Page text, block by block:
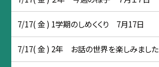
7/17( 金 ) 1学期のしめくくり 7月17日
7/17( 金 ) 2年 お話の世界を楽しみました